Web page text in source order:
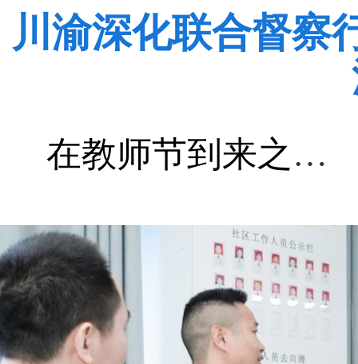
川渝深化联合督察
在教师节到来之际 习近平向全国广大...